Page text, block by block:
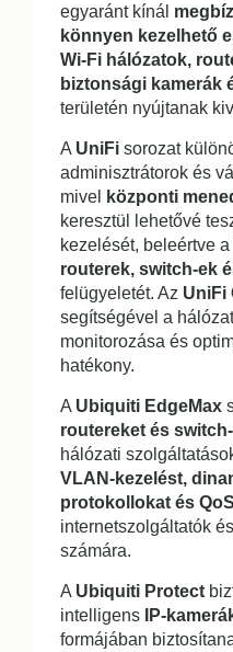
egyaránt kínál
könnyen kezelhető
Wi-Fi hálózatok,
biztonsági kamerák
területén nyújtanak
A UniFi sorozat
adminisztrátorok és
mivel
központi
keresztül lehetővé
kezelését, beleértve a
routerek, switch-ek
felügyeletét. Az UniFi
segítségével a
monitorozása és
hatékony.
A Ubiquiti EdgeMax
routereket és
hálózati
VLAN-kezelést,
protokollokat és
internetszolgáltatók
számára.
A Ubiquiti Protect
intelligens
IP-
formájában